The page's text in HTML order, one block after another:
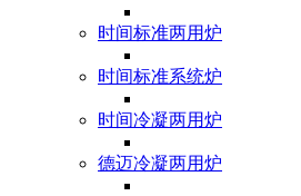
时间标准两用炉
时间标准系统炉
时间冷凝两用炉
德迈冷凝两用炉